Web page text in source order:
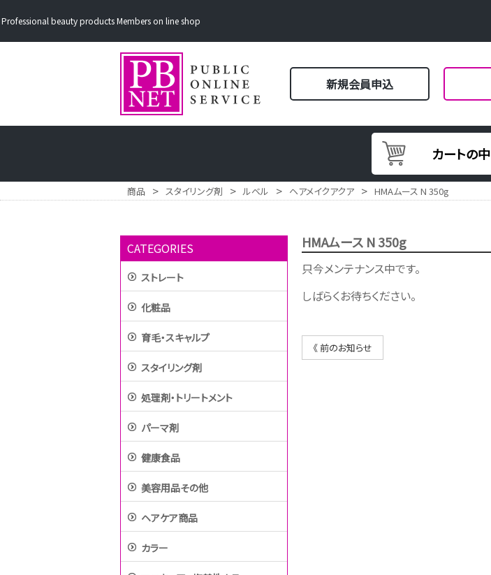
Professional beauty products Members on line shop
新規会員申込
カートの中
商品 > スタイリング剤 > ルベル > ヘアメイクアクア > HMAムース N 350g
HMAムース N 350g
只今メンテナンス中です。
しばらくお待ちください。
《 前のお知らせ
CATEGORIES
ストレート
化粧品
育毛・スキャルプ
スタイリング剤
処理剤・トリートメント
パーマ剤
健康食品
美容用品その他
ヘアケア商品
カラー